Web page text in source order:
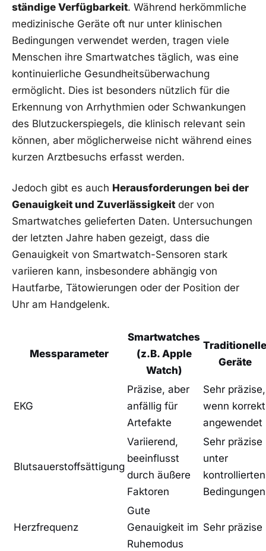
ständige Verfügbarkeit. Während herkömmliche
medizinische​ Geräte oft ‍nur unter klinischen
Bedingungen verwendet werden, tragen‌ viele
Menschen ihre Smartwatches täglich, was eine
kontinuierliche Gesundheitsüberwachung
ermöglicht. Dies ist besonders nützlich für die
Erkennung von Arrhythmien oder Schwankungen
des Blutzuckerspiegels, die klinisch relevant sein
können, aber möglicherweise nicht während⁤ eines
kurzen Arztbesuchs erfasst werden.
Jedoch ⁢gibt es auch Herausforderungen bei der
Genauigkeit und Zuverlässigkeit der von
Smartwatches gelieferten Daten. Untersuchungen⁤
der letzten Jahre haben gezeigt, dass die
Genauigkeit‌ von Smartwatch-Sensoren stark
variieren kann, insbesondere abhängig von
⁢Hautfarbe, Tätowierungen oder der Position der
Uhr ​am Handgelenk.
Messparameter
Smartwatches
(z.B. Apple
Watch)
Traditionelle
Geräte
EKG
Präzise, aber
anfällig für
Artefakte
Sehr präzise,
wenn korrekt
angewendet
Blutsauerstoffsättigung
Variierend,​
beeinflusst
durch äußere
Faktoren
Sehr präzise
unter
kontrollierten
Bedingungen
Herzfrequenz
Gute
Genauigkeit im
Ruhemodus
Sehr präzise